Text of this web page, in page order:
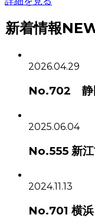
新着情報
2026.04.29
No.702 静
2025.06.04
No.555 新
2024.11.13
No.701 横